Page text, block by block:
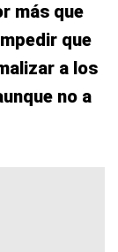
más que
que
a los
no a